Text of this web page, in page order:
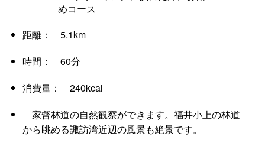
めコース
距離： 5.1km
時間： 60分
消費量： 240kcal
家督林道の自然観察ができます。福井小上の林道
から眺める諏訪湾近辺の風景も絶景です。